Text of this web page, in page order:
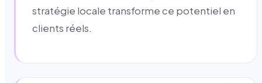
stratégie locale transforme ce potentiel en
clients réels.